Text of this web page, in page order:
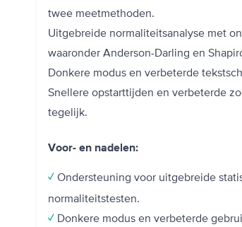
twee meetmethoden.
Uitgebreide normaliteitsanalyse met
waaronder Anderson-Darling en
Donkere modus en verbeterde
Snellere opstarttijden en verbeterde
tegelijk.
Voor- en nadelen:
✓ Ondersteuning voor uitgebreide
normaliteitstesten.
✓ Donkere modus en verbeterde